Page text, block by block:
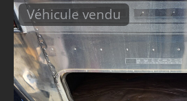
Véhicule vendu